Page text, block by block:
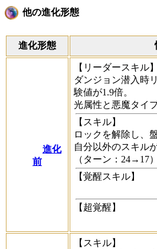
他の進化形態
進化形態
進化
前
【リーダースキル】
ダンジョン潜入時
験値が1.9倍。
光属性と悪魔タイ
【スキル】
ロックを解除し、
自分以外のスキル
（ターン：24→17）
【覚醒スキル】
【超覚醒】
【スキル】